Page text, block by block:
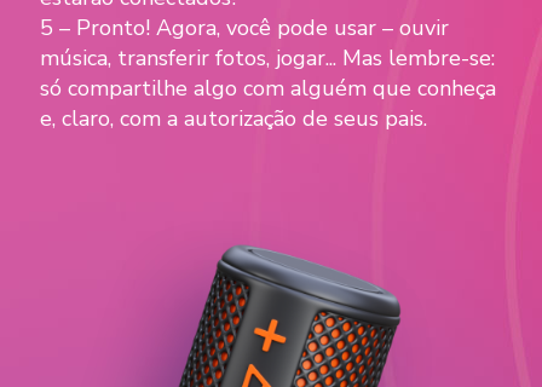
5 – Pronto! Agora, você pode usar – ouvir
música, transferir fotos, jogar... Mas lembre-se:
só compartilhe algo com alguém que conheça
e, claro, com a autorização de seus pais.